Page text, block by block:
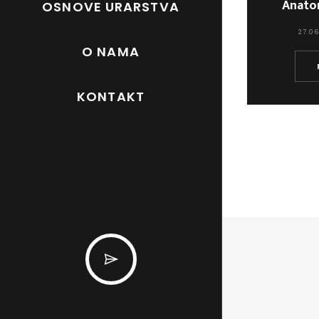
OSNOVE URARSTVA
O NAMA
KONTAKT